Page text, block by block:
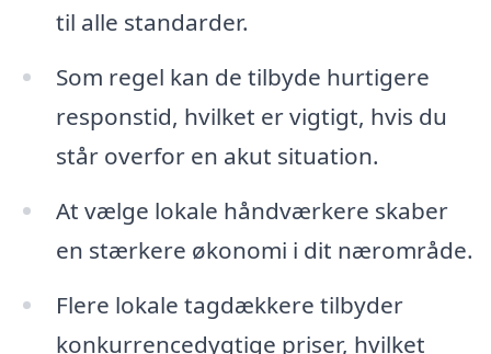
til alle standarder.
Som regel kan de tilbyde hurtigere
responstid, hvilket er vigtigt, hvis du
står overfor en akut situation.
At vælge lokale håndværkere skaber
en stærkere økonomi i dit nærområde.
Flere lokale tagdækkere tilbyder
konkurrencedygtige priser, hvilket